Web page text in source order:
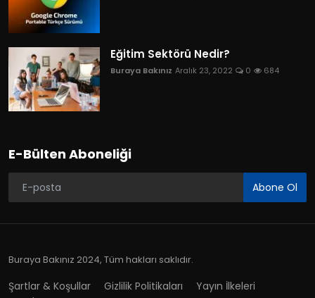
Eğitim Sektörü Nedir?
Buraya Bakınız Aralık 23, 2022 0 684
E-Bülten Aboneliği
Abone Ol
Buraya Bakınız 2024, Tüm hakları saklıdır.
Şartlar & Koşullar Gizlilik Politikaları
Yayın İlkeleri